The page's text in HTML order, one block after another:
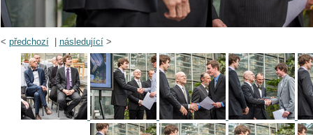
< předchozí| následující>